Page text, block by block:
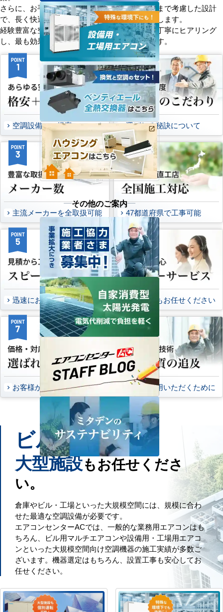
さらに、お手入れのしやすさやメンテナンス性まで考慮した設計
で、長く快適にご使用いただけるようサポートします。
経験豊富な空調技術者が現場の状況やご要望を丁寧にヒアリング
し、最も効果的で効率的なプランをお届けします。
POINT
1
空調設備のご提案について
POINT
2
選ばれる秘訣について
POINT
3
主流メーカーを全取扱可能
POINT
4
47都道府県で工事可能
POINT
5
迅速にお届け出来る理由
POINT
6
万一の時もお任せください
POINT
7
お客様から頂いたご意見
POINT
永くご愛用いただくために
ビルや工場などの
大型施設もお任せくださ
い。
倉庫やビル・工場といった大規模空間には、規模に合わ
せた最適な空調設備が必要です。
エアコンセンターACでは、一般的な業務用エアコンはも
ちろん、ビル用マルチエアコンや設備用・工場用エアコ
ンといった大規模空間向け空調機器の施工実績が多数ご
ざいます。機器選定はもちろん、設置工事も安心してお
任せください。
その他のご案内